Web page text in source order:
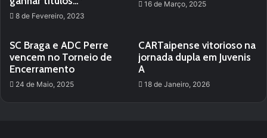
8 de Fevereiro, 2023
16 de Março, 2025
SC Braga e ADC Perre
vencem no Torneio de
Encerramento
24 de Maio, 2025
CARTaipense vitorioso na
jornada dupla em Juvenis
A
18 de Janeiro, 2026